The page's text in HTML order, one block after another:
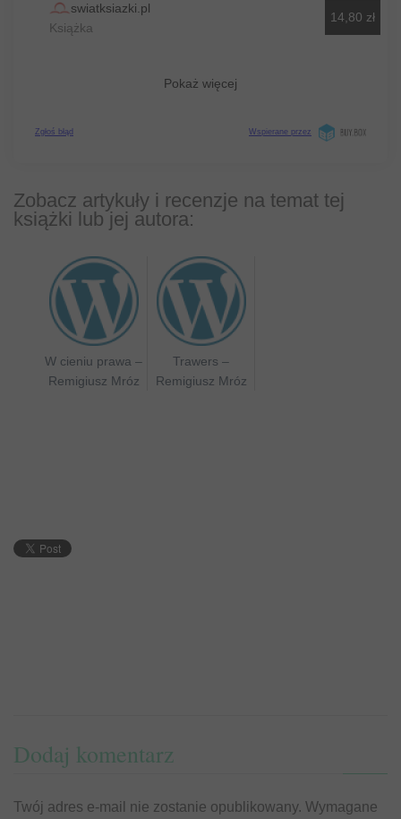
Zobacz artykuły i recenzje na temat tej
książki lub jej autora:
W cieniu prawa –
Remigiusz Mróz
Trawers –
Remigiusz Mróz
Dodaj komentarz
Twój adres e-mail nie zostanie opublikowany. Wymagane